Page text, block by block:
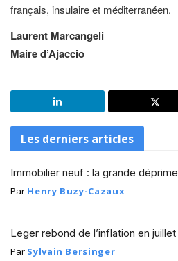
français, insulaire et méditerranéen.
Laurent Marcangeli
Maire d’Ajaccio
Les derniers articles
Immobilier neuf : la grande déprime
Par Henry Buzy-Cazaux
Leger rebond de l’inflation en juillet
Par Sylvain Bersinger